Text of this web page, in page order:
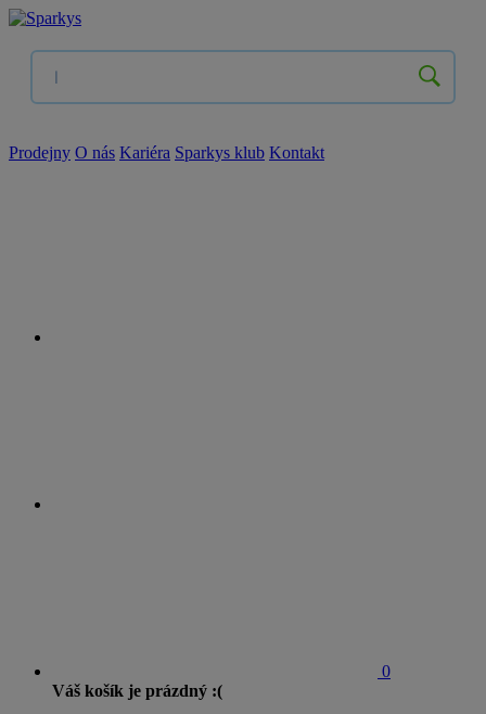
Prodejny O nás Kariéra Sparkys klub Kontakt
0
Váš košík je prázdný :(